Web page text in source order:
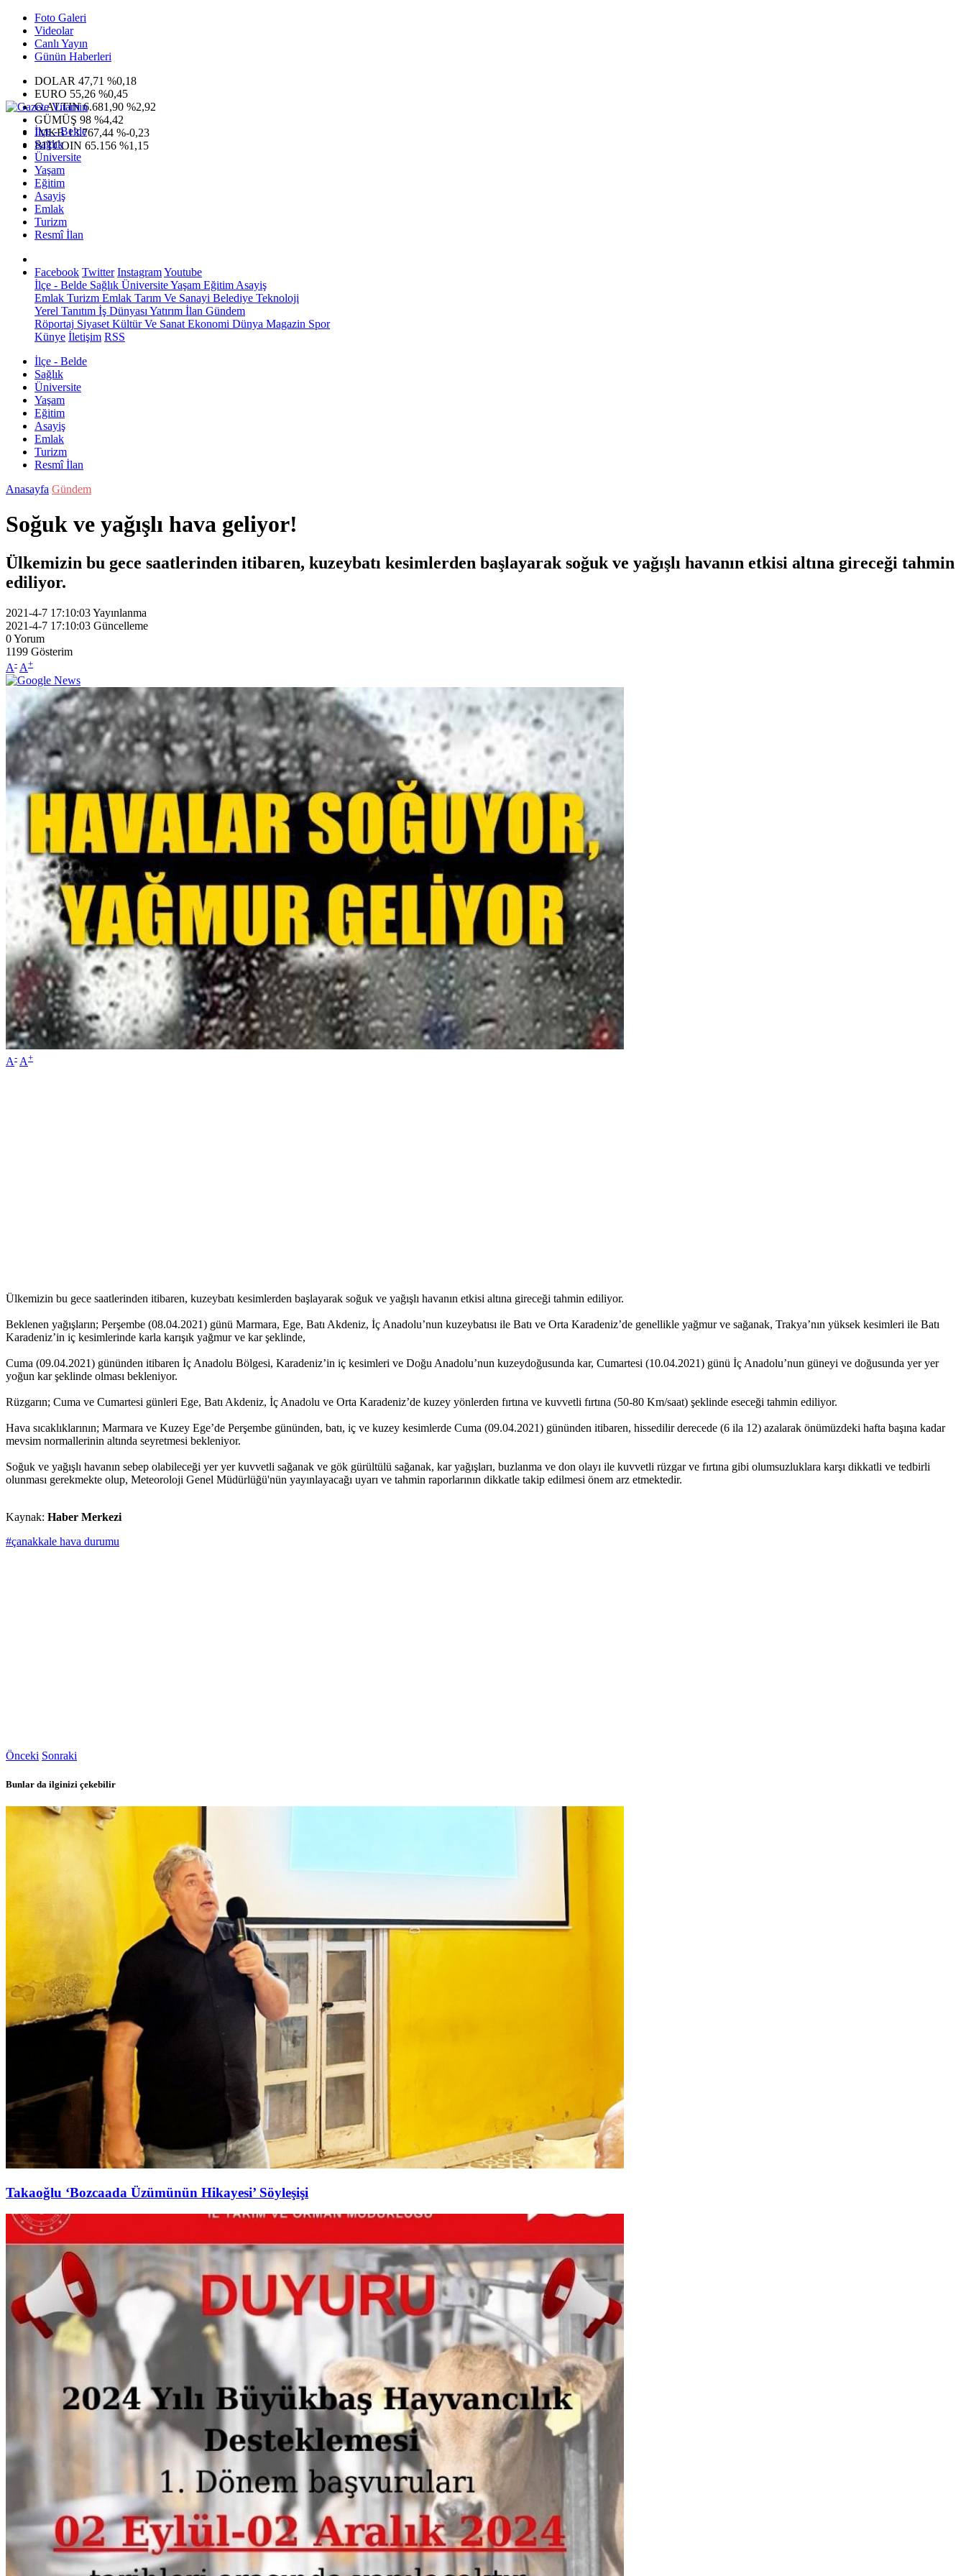
Foto Galeri
Videolar
Canlı Yayın
Günün Haberleri
DOLAR 47,71 %0,18
EURO 55,26 %0,45
G.ALTIN6.681,90 %2,92
GÜMÜŞ 98 %4,42
IMKB13.767,44 %-0,23
BITCOIN 65.156 %1,15
İlçe - Belde
Sağlık
Üniversite
Yaşam
Eğitim
Asayiş
Emlak
Turizm
Resmî İlan
Facebook Twitter InstagramYoutube
İlçe - Belde Sağlık ÜniversiteYaşam Eğitim Asayiş
Emlak Turizm Emlak Tarım Ve Sanayi Belediye Teknoloji
Yerel Tanıtım İş Dünyası Yatırım İlan Gündem
Röportaj Siyaset Kültür Ve Sanat Ekonomi Dünya Magazin Spor
Künye İletişim RSS
İlçe - Belde
Sağlık
Üniversite
Yaşam
Eğitim
Asayiş
Emlak
Turizm
Resmî İlan
Anasayfa Gündem
Soğuk ve yağışlı hava geliyor!
Ülkemizin bu gece saatlerinden itibaren, kuzeybatı kesimlerden başlayarak soğuk ve yağışlı havanın etkisi altına gireceği tahmin
ediliyor.
2021-4-7 17:10:03Yayınlanma
2021-4-7 17:10:03 Güncelleme
0Yorum
1199 Gösterim
A- A+
A- A+
Ülkemizin bu gece saatlerinden itibaren, kuzeybatı kesimlerden başlayarak soğuk ve yağışlı havanın etkisi altına gireceği tahmin ediliyor.
Beklenen yağışların; Perşembe (08.04.2021) günü Marmara, Ege, Batı Akdeniz, İç Anadolu’nun kuzeybatısı ile Batı ve Orta Karadeniz’de genellikle yağmur ve sağanak, Trakya’nın yüksek kesimleri ile Batı
Karadeniz’in iç kesimlerinde karla karışık yağmur ve kar şeklinde,
Cuma (09.04.2021) gününden itibaren İç Anadolu Bölgesi, Karadeniz’in iç kesimleri ve Doğu Anadolu’nun kuzeydoğusunda kar, Cumartesi (10.04.2021) günü İç Anadolu’nun güneyi ve doğusunda yer yer
yoğun kar şeklinde olması bekleniyor.
Rüzgarın; Cuma ve Cumartesi günleri Ege, Batı Akdeniz, İç Anadolu ve Orta Karadeniz’de kuzey yönlerden fırtına ve kuvvetli fırtına (50-80 Km/saat) şeklinde eseceği tahmin ediliyor.
Hava sıcaklıklarının; Marmara ve Kuzey Ege’de Perşembe gününden, batı, iç ve kuzey kesimlerde Cuma (09.04.2021) gününden itibaren, hissedilir derecede (6 ila 12) azalarak önümüzdeki hafta başına kadar
mevsim normallerinin altında seyretmesi bekleniyor.
Soğuk ve yağışlı havanın sebep olabileceği yer yer kuvvetli sağanak ve gök gürültülü sağanak, kar yağışları, buzlanma ve don olayı ile kuvvetli rüzgar ve fırtına gibi olumsuzluklara karşı dikkatli ve tedbirli
olunması gerekmekte olup, Meteoroloji Genel Müdürlüğü'nün yayınlayacağı uyarı ve tahmin raporlarının dikkatle takip edilmesi önem arz etmektedir.
Kaynak: Haber Merkezi
#çanakkale hava durumu
Önceki Sonraki
Bunlar da ilginizi çekebilir
Takaoğlu ‘Bozcaada Üzümünün Hikayesi’ Söyleşişi